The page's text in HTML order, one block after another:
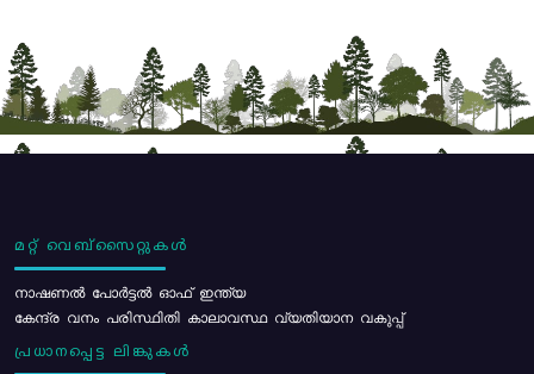
മറ്റ് വെബ്സൈറ്റുകൾ
നാഷണൽ പോർട്ടൽ ഓഫ് ഇന്ത്യ
കേന്ദ്ര വനം പരിസ്ഥിതി കാലാവസ്ഥ വ്യതിയാന വകുപ്പ്
പ്രധാനപ്പെട്ട ലിങ്കുകൾ